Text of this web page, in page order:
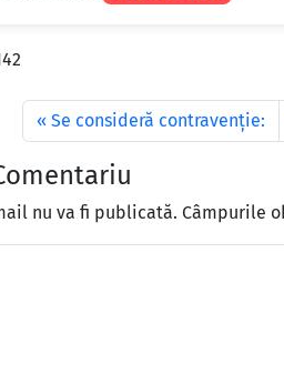
Se consideră contravenţie:
nu va fi publicată. Câmpurile